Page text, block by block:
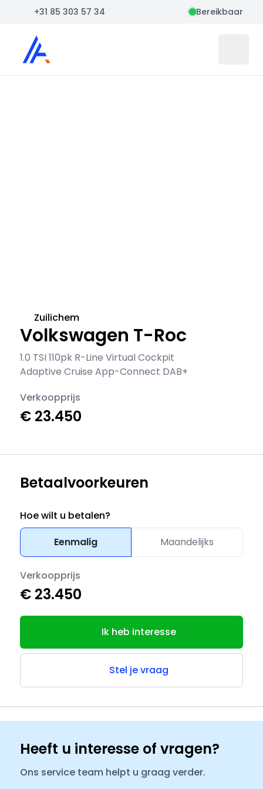
+31 85 303 57 34 Bereikbaar
Auto Atlas
Volkswagen T-Roc
1.0 TSI 110pk R-Line Virtual Cockpit
Adaptive Cruise App-Connect DAB+
Zuilichem
Verkoopprijs
€ 23.450
Betaalvoorkeuren
Hoe wilt u betalen?
Eenmalig
Maandelijks
Verkoopprijs
€ 23.450
Ik heb interesse
Stel je vraag
Heeft u interesse of vragen?
Ons service team helpt u graag verder.